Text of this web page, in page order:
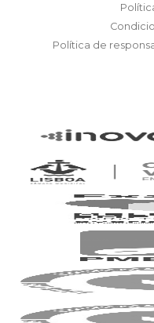
Política de